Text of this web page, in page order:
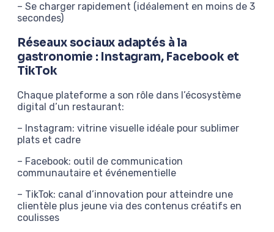
– Se charger rapidement (idéalement en moins de 3
secondes)
Réseaux sociaux adaptés à la
gastronomie : Instagram, Facebook et
TikTok
Chaque plateforme a son rôle dans l’écosystème
digital d’un restaurant:
– Instagram: vitrine visuelle idéale pour sublimer
plats et cadre
– Facebook: outil de communication
communautaire et événementielle
– TikTok: canal d’innovation pour atteindre une
clientèle plus jeune via des contenus créatifs en
coulisses